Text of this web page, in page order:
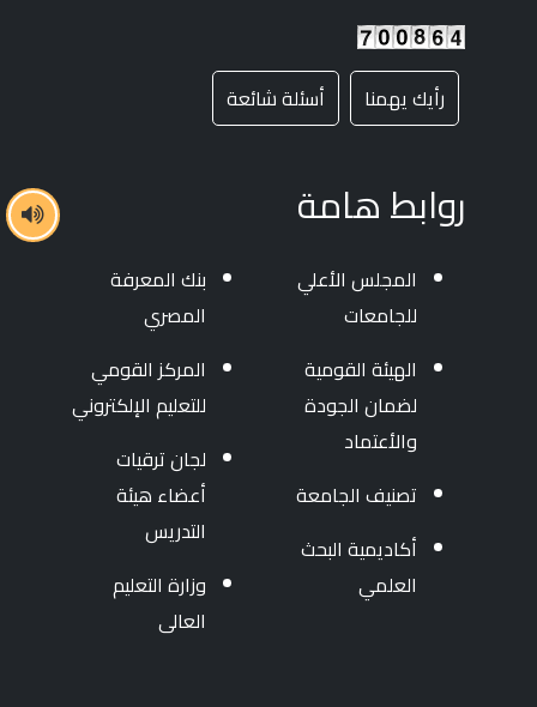
رأيك يهمنا أسئلة شائعة
روابط هامة
المجلس الأعلي
للجامعات
الهيئة القومية
لضمان الجودة
والأعتماد
تصنيف الجامعة
أكاديمية البحث
العلمي
بنك المعرفة
المصري
المركز القومي
للتعليم الإلكتروني
لجان ترقيات
أعضاء هيئة
التدريس
وزارة التعليم
العالى